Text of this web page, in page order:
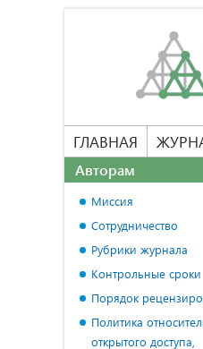
ГЛАВНАЯ
Авторам
Миссия
Сотрудничество
Рубрики журнала
Контрольные сроки
Порядок
Политика
открытого доступа,